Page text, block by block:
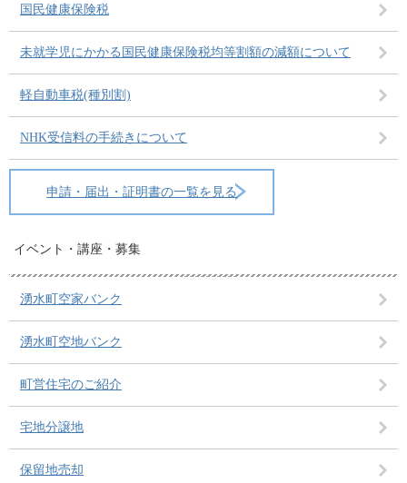
国民健康保険税
未就学児にかかる国民健康保険税均等割額の減額について
軽自動車税(種別割)
NHK受信料の手続きについて
申請・届出・証明書の一覧を見る
イベント・講座・募集
湧水町空家バンク
湧水町空地バンク
町営住宅のご紹介
宅地分譲地
保留地売却